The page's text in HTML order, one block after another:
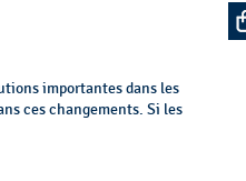
importantes dans les
ces changements. Si les